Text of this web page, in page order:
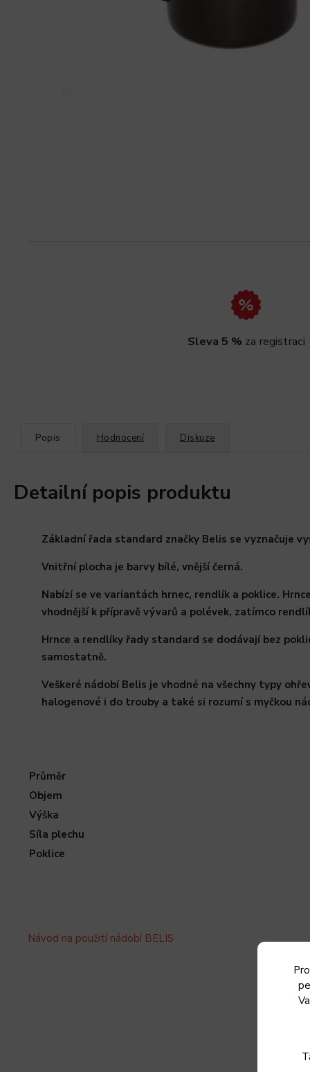
Sleva 5 % za registraci
Popis Hodnocení Diskuze
Detailní popis produktu
Základní řada standard značky Belis se vyznačuje
Vnitřní plocha je barvy bílé, vnější černá.
Nabízí se ve variantách hrnec, rendlík a poklice.
vhodnější k přípravě vývarů a polévek, zatímco
Hrnce a rendlíky řady standard se dodávají bez
samostatně.
Veškeré nádobí Belis je vhodné na všechny typy
halogenové i do trouby a také si rozumí s myčkou
Průměr
Objem
Výška
Síla plechu
Poklice
Návod na použití nádobí BELIS